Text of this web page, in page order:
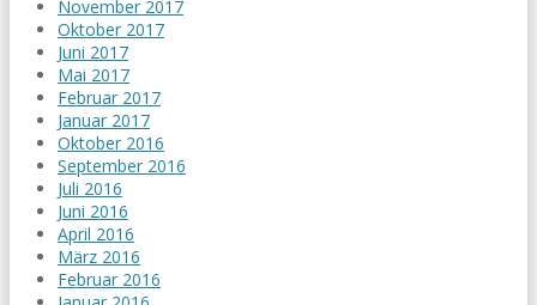
November 2017
Oktober 2017
Juni 2017
Mai 2017
Februar 2017
Januar 2017
Oktober 2016
September 2016
Juli 2016
Juni 2016
April 2016
März 2016
Februar 2016